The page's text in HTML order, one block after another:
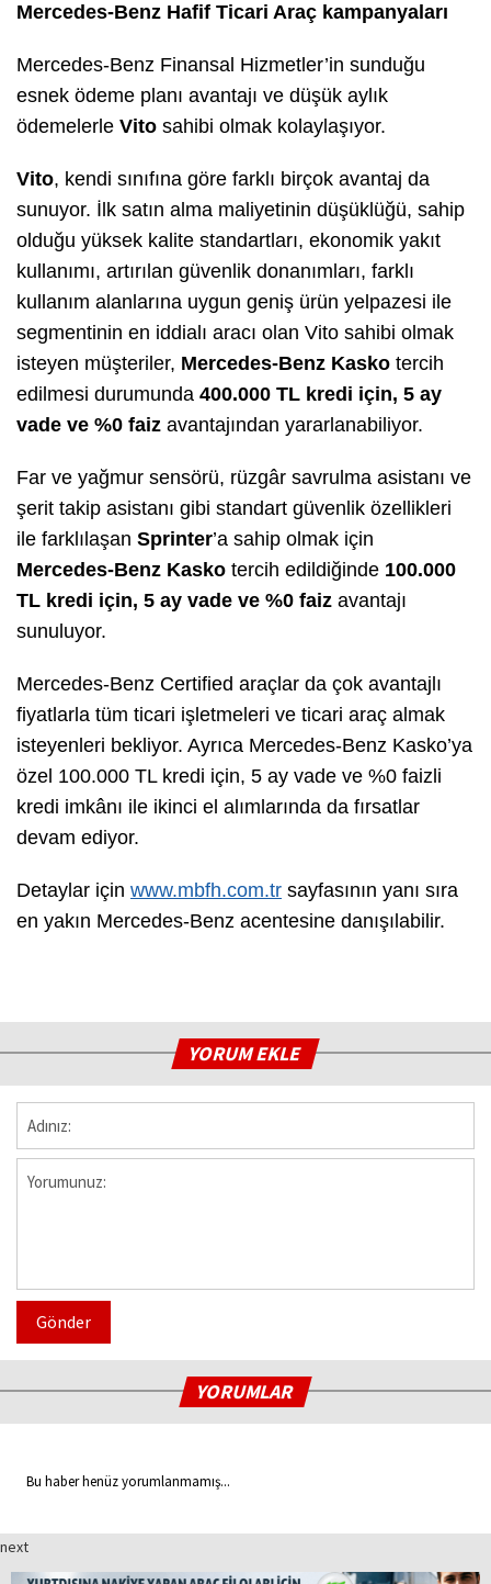
Mercedes-Benz Hafif Ticari Araç kampanyaları
Mercedes-Benz Finansal Hizmetler’in sunduğu
esnek ödeme planı avantajı ve düşük aylık
ödemelerle Vito sahibi olmak kolaylaşıyor.
Vito, kendi sınıfına göre farklı birçok avantaj da
sunuyor. İlk satın alma maliyetinin düşüklüğü, sahip
olduğu yüksek kalite standartları, ekonomik yakıt
kullanımı, artırılan güvenlik donanımları, farklı
kullanım alanlarına uygun geniş ürün yelpazesi ile
segmentinin en iddialı aracı olan Vito sahibi olmak
isteyen müşteriler, Mercedes-Benz Kasko tercih
edilmesi durumunda 400.000 TL kredi için, 5 ay
vade ve %0 faiz avantajından yararlanabiliyor.
Far ve yağmur sensörü, rüzgâr savrulma asistanı ve
şerit takip asistanı gibi standart güvenlik özellikleri
ile farklılaşan Sprinter’a sahip olmak için
Mercedes-Benz Kasko tercih edildiğinde 100.000
TL kredi için, 5 ay vade ve %0 faiz avantajı
sunuluyor.
Mercedes-Benz Certified araçlar da çok avantajlı
fiyatlarla tüm ticari işletmeleri ve ticari araç almak
isteyenleri bekliyor. Ayrıca Mercedes-Benz Kasko’ya
özel 100.000 TL kredi için, 5 ay vade ve %0 faizli
kredi imkânı ile ikinci el alımlarında da fırsatlar
devam ediyor.
Detaylar için www.mbfh.com.tr sayfasının yanı sıra
en yakın Mercedes-Benz acentesine danışılabilir.
YORUM EKLE
Gönder
YORUMLAR
Bu haber henüz yorumlanmamış...
next